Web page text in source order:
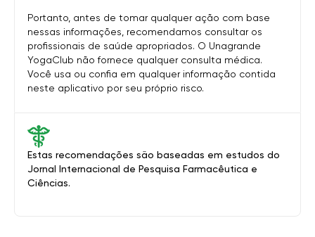
Estas recomendações são baseadas em estudos do
Jornal Internacional de Pesquisa Farmacêutica e
Ciências.
Portanto, antes de tomar qualquer ação com base
nessas informações, recomendamos consultar os
profissionais de saúde apropriados. O Unagrande
YogaClub não fornece qualquer consulta médica.
Você usa ou confia em qualquer informação contida
neste aplicativo por seu próprio risco.